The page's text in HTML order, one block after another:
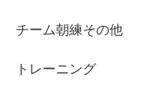
チーム朝練その他
トレーニング